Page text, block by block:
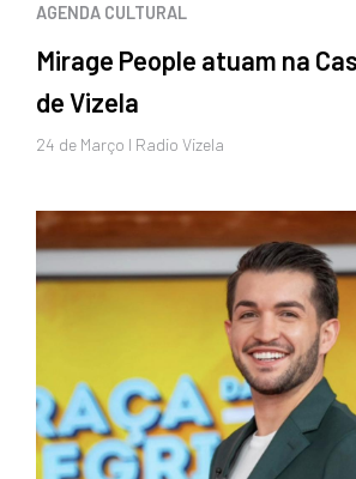
AGENDA CULTURAL
Mirage People atuam na
de Vizela
24 de Março I Radio Vizela